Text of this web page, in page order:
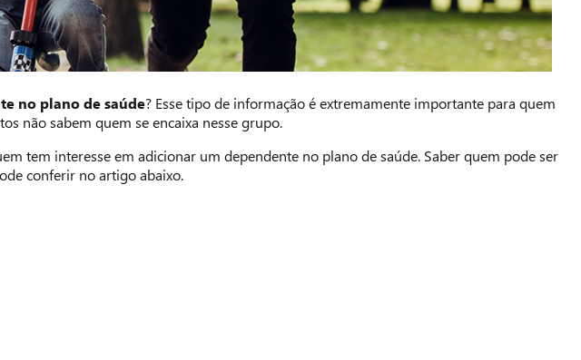
no plano de saúde? Esse tipo de informação é extremamente importante para quem
não sabem quem se encaixa nesse grupo.
tem interesse em adicionar um dependente no plano de saúde. Saber quem pode ser
conferir no artigo abaixo.